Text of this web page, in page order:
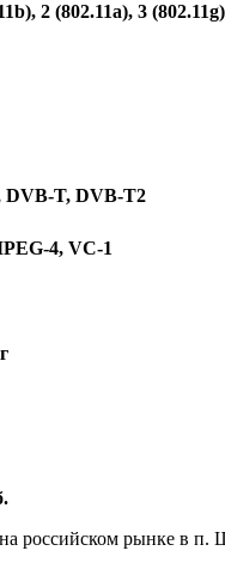
2 (802.11a), 3
DVB-T, DVB-T2
4, VC-1
российском рынке